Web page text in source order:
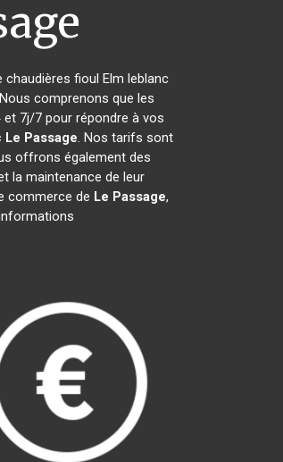
fioul Elm leblanc
comprenons que les
7j/7 pour répondre à vos
Le Passage. Nos tarifs sont
offrons également des
la maintenance de leur
commerce de Le Passage,